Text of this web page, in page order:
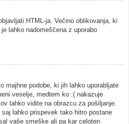
HTML-ja. Večino oblikovanja, ki
lahko nadomeščena z uporabo
majhne podobe, ki jih lahko uporabljate
veselje, medtem ko :( nakazuje
lahko vidite na obrazcu za pošiljanje.
saj lahko prispevek tako hitro postane
vaše smeške ali pa kar celoten